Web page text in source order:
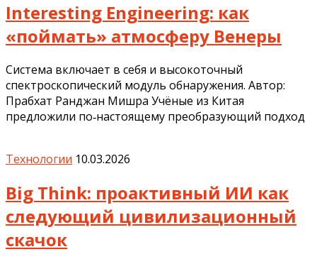
Interesting Engineering: как
«поймать» атмосферу Венеры
Система включает в себя и высокоточный
спектроскопический модуль обнаружения. Автор:
Прабхат Ранджан Мишра Учёные из Китая
предложили по‑настоящему преобразующий подход
Технологии 10.03.2026
Big Think: проактивный ИИ как
следующий цивилизационный
скачок